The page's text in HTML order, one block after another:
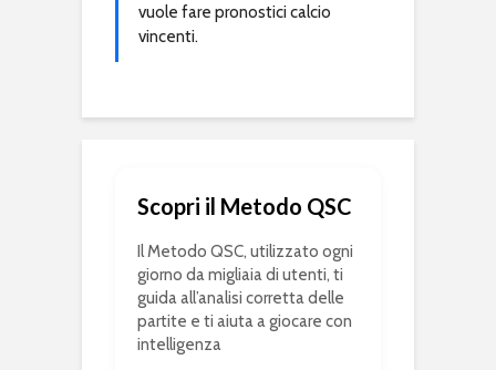
vuole fare pronostici calcio
vincenti.
Scopri il Metodo QSC
Il Metodo QSC, utilizzato ogni
giorno da migliaia di utenti, ti
guida all’analisi corretta delle
partite e ti aiuta a giocare con
intelligenza